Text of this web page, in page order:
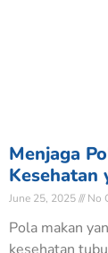
Menjaga
Kesehatan
June 25, 2025 No
Pola makan